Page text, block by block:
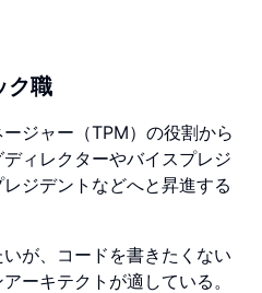
ク職
ジャー（TPM）の役割から
ィレクターやバイスプレジ
ジデントなどへと昇進する
が、コードを書きたくない
ーキテクトが適している。